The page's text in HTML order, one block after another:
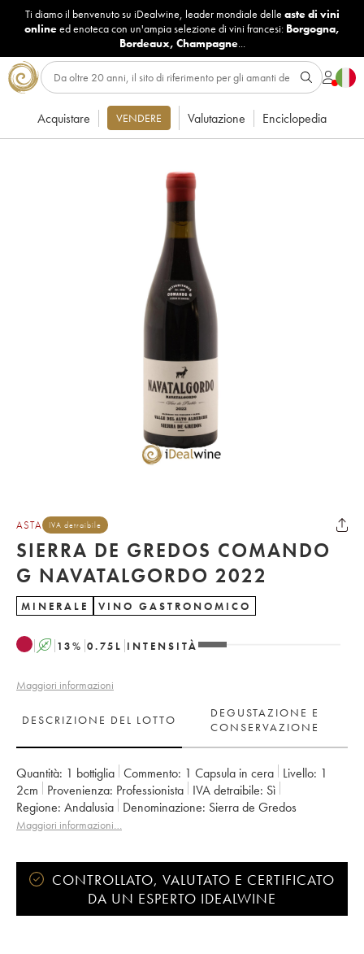
Ti diamo il benvenuto su iDealwine, leader mondiale delle aste di vini
onlineed enoteca con un'ampia selezione di vini francesi: Borgogna,
Bordeaux, Champagne...
Acquistare VENDERE Valutazione Enciclopedia
ASTA IVA detraibile
SIERRA DE GREDOS COMANDO
G NAVATALGORDO 2022
MINERALE VINO GASTRONOMICO
A 13% 0.75 L INTENSITÀ
Maggiori informazioni
DESCRIZIONE DEL LOTTO
DEGUSTAZIONE E
CONSERVAZIONE
Quantità: 1 bottiglia Commento: 1 Capsula in cera Livello: 1
2cm
Provenienza: professionista IVA detraibile:
sì
Regione:
Andalusia Denominazione: Sierra de Gredos
Maggiori informazioni…
CONTROLLATO, VALUTATO E CERTIFICATO
DA UN ESPERTO IDEALWINE